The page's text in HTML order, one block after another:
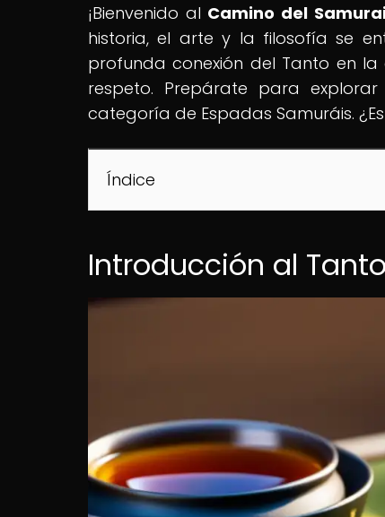
¡Bienvenido al Camino del
historia, el arte y la filosofía se
profunda conexión del Tanto en
respeto. Prepárate para
categoría de Espadas Samuráis.
Índice
Introducción al